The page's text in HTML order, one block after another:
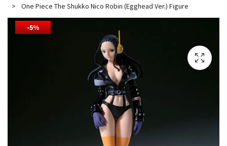
One Piece The Shukko Nico Robin (Egghead Ver.) Figure
-5%